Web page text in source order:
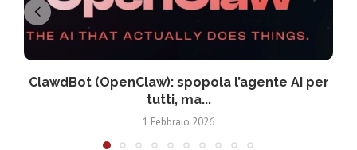
ClawdBot (OpenClaw): spopola l’agente AI per
tutti, ma...
1 Febbraio 2026